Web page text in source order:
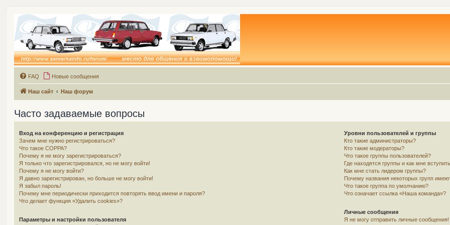
FAQ Новые сообщения
Наш сайт Наш форум
Часто задаваемые вопросы
Вход на конференцию и регистрация
Зачем мне нужно регистрироваться?
Что такое COPPA?
Почему я не могу зарегистрироваться?
Я только что зарегистрировался, но не могу войти!
Почему я не могу войти?
Я давно зарегистрирован, но больше не могу войти!
Я забыл пароль!
Почему мне периодически приходится повторять ввод имени и пароля?
Что делает функция «Удалить cookies»?
Параметры и настройки пользователя
Уровни пользователей и группы
Кто такие администраторы?
Кто такие модераторы?
Что такое группы пользователей?
Где находятся группы и как мне
Как мне стать лидером группы?
Почему названия некоторых групп
Что такое группа по умолчанию?
Что означает ссылка «Наша команда»?
Личные сообщения
Я не могу отправить личные сообщения!